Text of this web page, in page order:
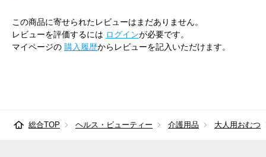
この商品に寄せられたレビューはまだありません。
レビューを評価するには ログインが必要です。
マイページの 購入履歴からレビューを記入いただけます。
総合TOP ヘルス・ビューティー 介護用品 大人用おむつ